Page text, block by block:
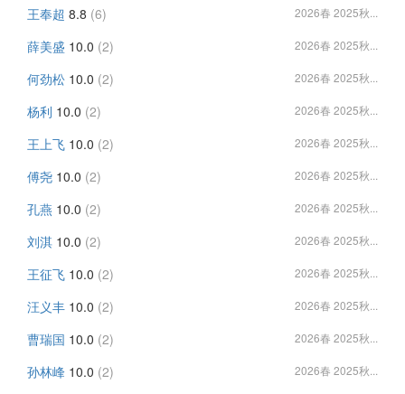
王奉超 8.8 (6) 2026春 2025秋...
薛美盛 10.0 (2) 2026春 2025秋...
何劲松 10.0 (2) 2026春 2025秋...
杨利 10.0 (2) 2026春 2025秋...
王上飞 10.0 (2) 2026春 2025秋...
傅尧 10.0 (2) 2026春 2025秋...
孔燕 10.0 (2) 2026春 2025秋...
刘淇 10.0 (2) 2026春 2025秋...
王征飞 10.0 (2) 2026春 2025秋...
汪义丰 10.0 (2) 2026春 2025秋...
曹瑞国 10.0 (2) 2026春 2025秋...
孙林峰 10.0 (2) 2026春 2025秋...